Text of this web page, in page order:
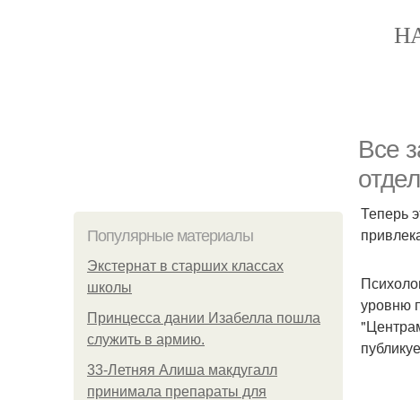
Все
Популярные материалы
Экстернат в старших классах
школы
Принцесса дании Изабелла пошла
служить в армию.
33-Летняя Алиша макдугалл
принимала препараты для
Теперь
уровню